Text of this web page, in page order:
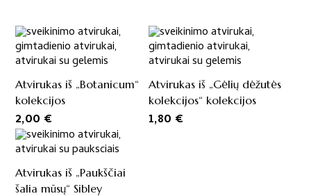
Atvirukas iš „Botanicum“
kolekcijos
2,00 €
Atvirukas iš „Gėlių dėžutės
kolekcijos“ kolekcijos
1,80 €
Atvirukas iš „Paukščiai
šalia mūsų“ Sibley